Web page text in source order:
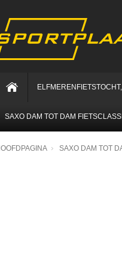
SAXO DAM TOT DAM
SAXO DAM TOT